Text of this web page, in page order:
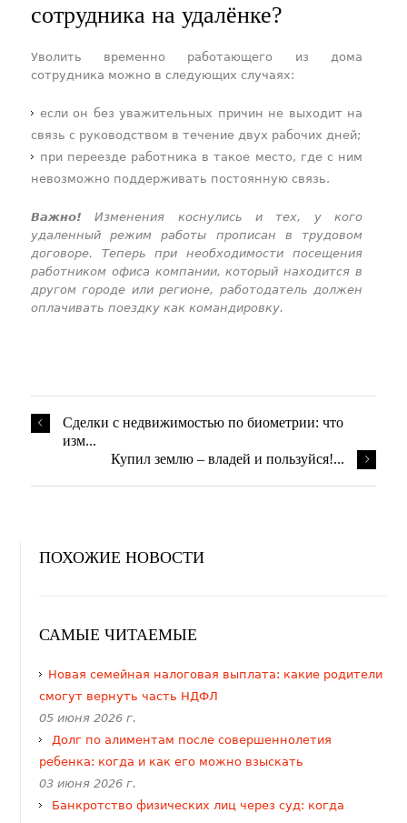
сотрудника на удалёнке?
Уволить временно работающего из дома
сотрудника можно в следующих случаях:
если он без уважительных причин не выходит на
связь с руководством в течение двух рабочих дней;
при переезде работника в такое место, где с ним
невозможно поддерживать постоянную связь.
Важно! Изменения коснулись и тех, у кого
удаленный режим работы прописан в трудовом
договоре. Теперь при необходимости посещения
работником офиса компании, который находится в
другом городе или регионе, работодатель должен
оплачивать поездку как командировку.
​Сделки с недвижимостью по биометрии: что
изм...
Купил землю – владей и пользуйся!...
ПОХОЖИЕ НОВОСТИ
САМЫЕ ЧИТАЕМЫЕ
​Новая семейная налоговая выплата: какие родители
смогут вернуть часть НДФЛ
05 июня 2026 г.
Долг по алиментам после совершеннолетия
ребенка: когда и как его можно взыскать
03 июня 2026 г.
Банкротство физических лиц через суд: когда